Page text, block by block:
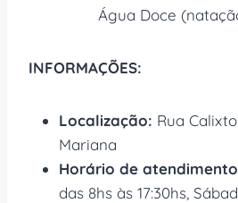
Água Doce
INFORMAÇÕES:
Localização: Rua
Mariana
Horário de
das 8hs às 17:30hs,